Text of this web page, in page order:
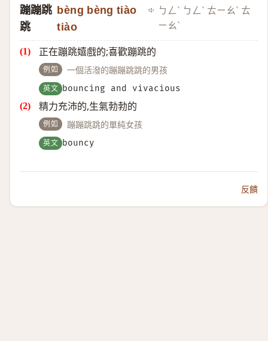
蹦蹦跳
跳
bèng bèng tiào
tiào
ㄅㄥˋ ㄅㄥˋ ㄊㄧㄠˋ ㄊ
ㄧㄠˋ
正在蹦跳嬉戲的;喜歡蹦跳的
例如 一個活潑的蹦蹦跳跳的男孩
英文 bouncing and vivacious
精力充沛的,生氣勃勃的
例如 蹦蹦跳跳的單純女孩
英文 bouncy
反饋